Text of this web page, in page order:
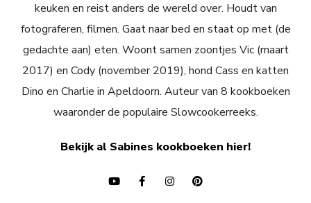
keuken en reist anders de wereld over. Houdt van
fotograferen, filmen. Gaat naar bed en staat op met (de
gedachte aan) eten. Woont samen zoontjes Vic (maart
2017) en Cody (november 2019), hond Cass en katten
Dino en Charlie in Apeldoorn. Auteur van 8 kookboeken
waaronder de populaire Slowcookerreeks.
Bekijk al Sabines kookboeken hier!